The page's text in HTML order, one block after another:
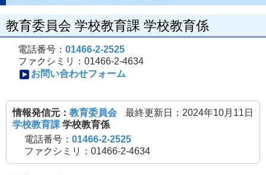
教育委員会 学校教育課 学校教育係
電話番号： 01466-2-2525
ファクシミリ：01466-2-4634
お問い合わせフォーム
最終更新日：2024年10月11日
情報発信元： 教育委員会
学校教育課 学校教育係
電話番号： 01466-2-2525
ファクシミリ：01466-2-4634